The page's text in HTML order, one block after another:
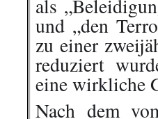
als
und „den
zu einer
reduziert
eine wirkliche
Nach dem